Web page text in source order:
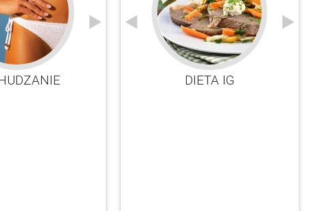
JĘDRNE CIAŁO
DRINK AND GO DIETA IG
DIETA DRINK AND GO